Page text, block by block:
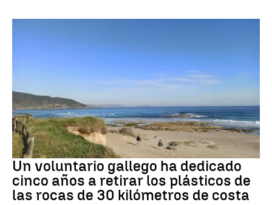
Medio ambiente
Un voluntario gallego ha dedicado
cinco años a retirar los plásticos de
las rocas de 30 kilómetros de costa